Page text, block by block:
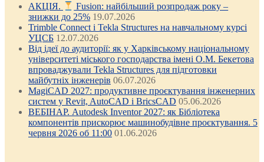
АКЦІЯ.
Fusion: найбільший розпродаж року –
знижки до 25% 19.07.2026
Trimble Connect і Tekla Structures на навчальному курсі
УЦСБ 12.07.2026
Від ідеї до аудиторії: як у Харківському національному
університеті міського господарства імені О.М. Бекетова
впроваджували Tekla Structures для підготовки
майбутніх інженерів 06.07.2026
MagiCAD 2027: продуктивне проєктування інженерних
систем у Revit, AutoCAD і BricsCAD 05.06.2026
ВЕБІНАР. Autodesk Inventor 2027: як Бібліотека
компонентів прискорює машинобудівне проєктування. 5
червня 2026 об 11:00 01.06.2026